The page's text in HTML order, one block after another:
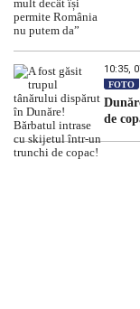
10:35,
FOTO
de